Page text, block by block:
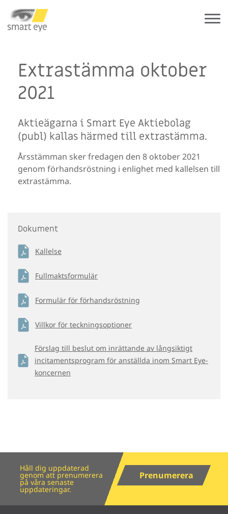
Extrastämma oktober
2021
Aktieägarna i Smart Eye Aktiebolag
(publ) kallas härmed till extrastämma.
Årsstämman sker fredagen den 8 oktober 2021
genom förhandsröstning i enlighet med kallelsen till
extrastämma.
Dokument
Kallelse
Fullmaktsformulär
Formulär för förhandsröstning
Villkor för teckningsoptioner
Förslag till beslut om inrättande av långsiktigt
incitamentsprogram för anställda inom Smart Eye-
koncernen
Håll dig uppdaterad
genom att prenumerera
på våra senaste
uppdateringar.
Prenumerera